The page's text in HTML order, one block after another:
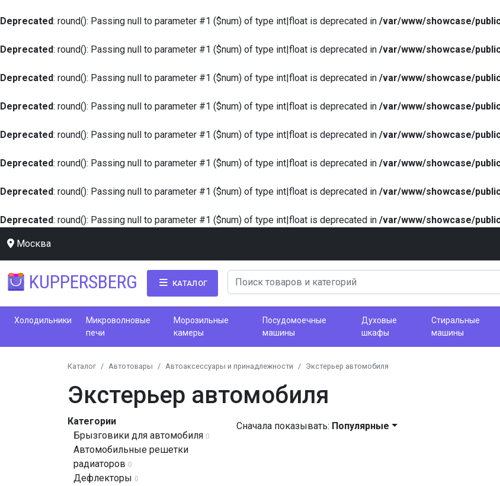
Deprecated: round(): Passing null to parameter #1 ($num) of type int|float is deprecated in /var/www/showcase/
Deprecated: round(): Passing null to parameter #1 ($num) of type int|float is deprecated in /var/www/showcase/
Deprecated: round(): Passing null to parameter #1 ($num) of type int|float is deprecated in /var/www/showcase/
Deprecated: round(): Passing null to parameter #1 ($num) of type int|float is deprecated in /var/www/showcase/
Deprecated: round(): Passing null to parameter #1 ($num) of type int|float is deprecated in /var/www/showcase/
Deprecated: round(): Passing null to parameter #1 ($num) of type int|float is deprecated in /var/www/showcase/
Deprecated: round(): Passing null to parameter #1 ($num) of type int|float is deprecated in /var/www/showcase/
Deprecated: round(): Passing null to parameter #1 ($num) of type int|float is deprecated in /var/www/showcase/
Москва
KUPPERSBERG КАТАЛОГ
Холодильники
Микроволновые
печи
Морозильные
камеры
Посудомоечные
машины
Духовые
шкафы
Стиральные
машины
Каталог Автотовары Автоаксессуары и принадлежности Экстерьер автомобиля
Экстерьер автомобиля
Категории
Брызговики для автомобиля 0
Автомобильные решетки
радиаторов 0
Дефлекторы 0
Сначала показывать: Популярные